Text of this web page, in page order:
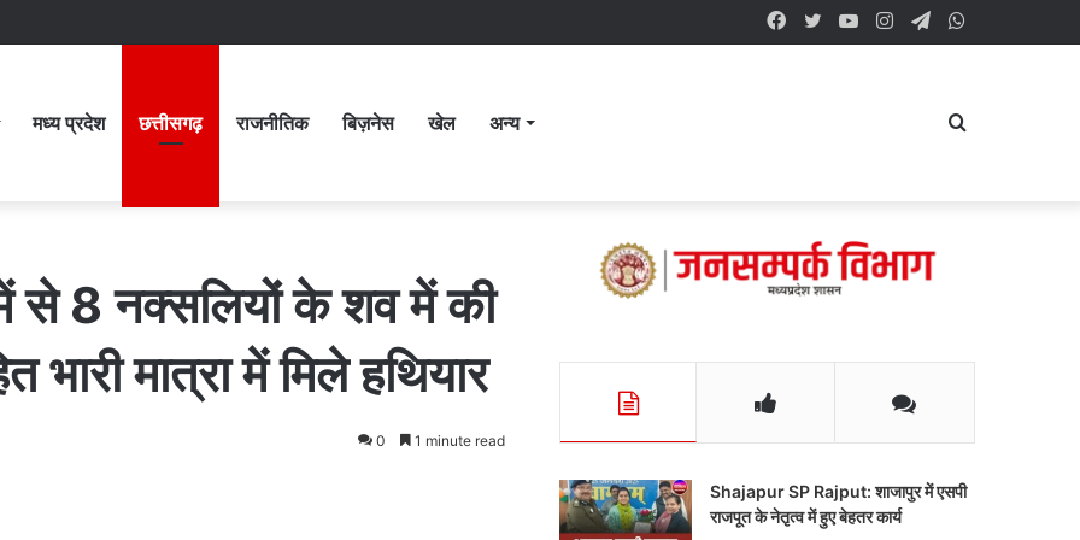
Telegram
Instagram
YouTube
Twitter
Facebook
मध्य प्रदेश छत्तीसगढ़ राजनीतिक बिज़नेस खेल अन्य Search
से 8 नक्सलियों के शव में की
मात्रा में मिले हथियार
0 1 minute read
Shajapur SP Rajput: शाजापुर में एसपी
राजपूत के नेतृत्व में हुए बेहतर कार्य